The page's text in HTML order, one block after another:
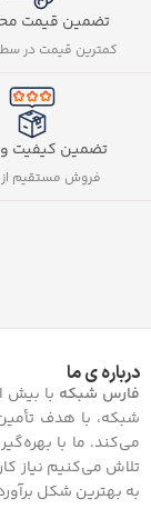
تضمین قیمت
کمترین قیمت در
تضمین کیفیت
فروش مستقیم
درباره ی ما
فارس شبکه با بیش
شبکه، با هدف
می‌کند. ما با
تلاش می‌کنیم نیاز
به بهترین شکل